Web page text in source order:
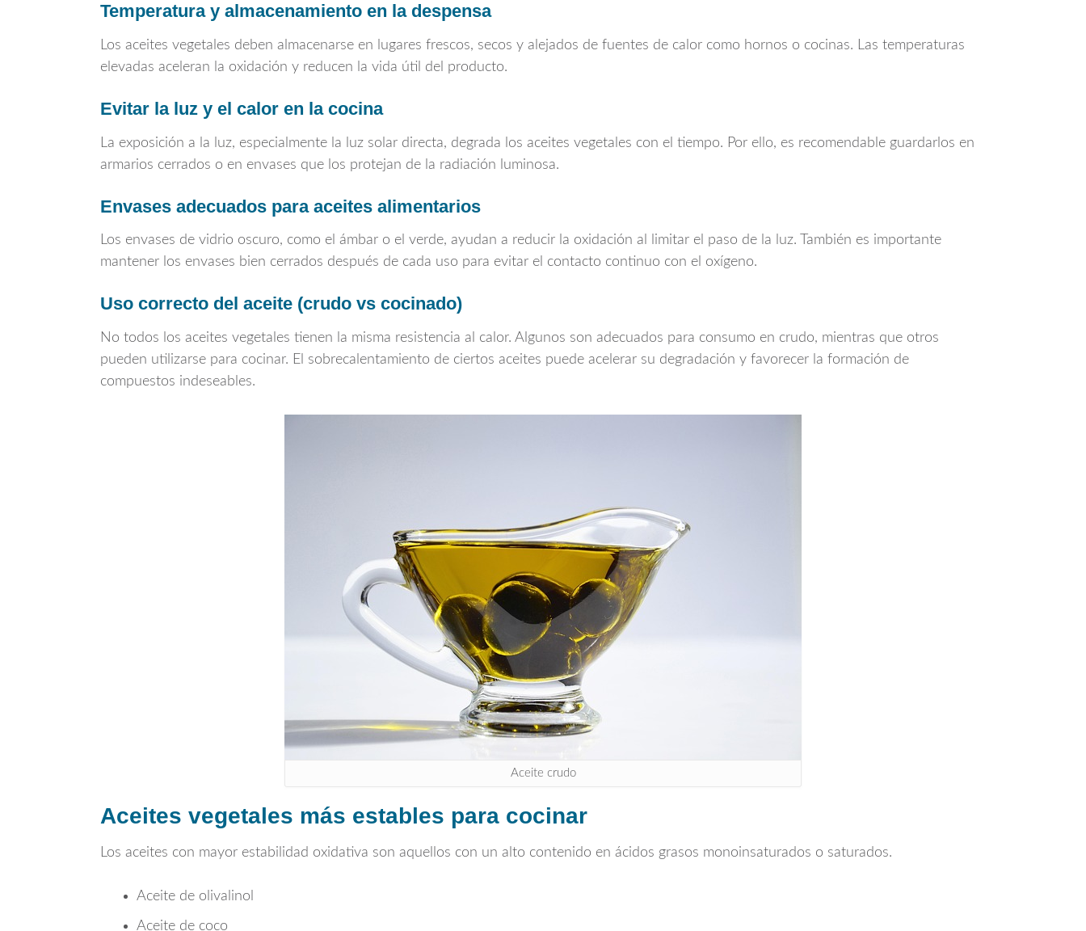
Temperatura y almacenamiento en la despensa
Los aceites vegetales deben almacenarse en lugares frescos, secos y alejados de fuentes de calor como hornos o cocinas. Las temperaturas
elevadas aceleran la oxidación y reducen la vida útil del producto.
Evitar la luz y el calor en la cocina
La exposición a la luz, especialmente la luz solar directa, degrada los aceites vegetales con el tiempo. Por ello, es recomendable guardarlos en
armarios cerrados o en envases que los protejan de la radiación luminosa.
Envases adecuados para aceites alimentarios
Los envases de vidrio oscuro, como el ámbar o el verde, ayudan a reducir la oxidación al limitar el paso de la luz. También es importante
mantener los envases bien cerrados después de cada uso para evitar el contacto continuo con el oxígeno.
Uso correcto del aceite (crudo vs cocinado)
No todos los aceites vegetales tienen la misma resistencia al calor. Algunos son adecuados para consumo en crudo, mientras que otros
pueden utilizarse para cocinar. El sobrecalentamiento de ciertos aceites puede acelerar su degradación y favorecer la formación de
compuestos indeseables.
Aceite crudo
Aceites vegetales más estables para cocinar
Los aceites con mayor estabilidad oxidativa son aquellos con un alto contenido en ácidos grasos monoinsaturados o saturados.
Aceite de olivalinol
Aceite de coco